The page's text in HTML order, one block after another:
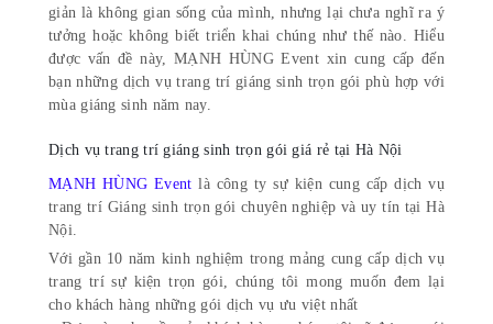
giản là không gian sống của mình, nhưng lại chưa nghĩ ra ý
tưởng hoặc không biết triển khai chúng như thế nào. Hiểu
được vấn đề này, MẠNH HÙNG Event xin cung cấp đến
bạn những dịch vụ trang trí giáng sinh trọn gói phù hợp với
mùa giáng sinh năm nay.
Dịch vụ trang trí giáng sinh trọn gói giá rẻ tại Hà Nội
MẠNH HÙNG Event là công ty sự kiện cung cấp dịch vụ
trang trí Giáng sinh trọn gói chuyên nghiệp và uy tín tại Hà
Nội.
Với gần 10 năm kinh nghiệm trong mảng cung cấp dịch vụ
trang trí sự kiện trọn gói, chúng tôi mong muốn đem lại
cho khách hàng những gói dịch vụ ưu việt nhất